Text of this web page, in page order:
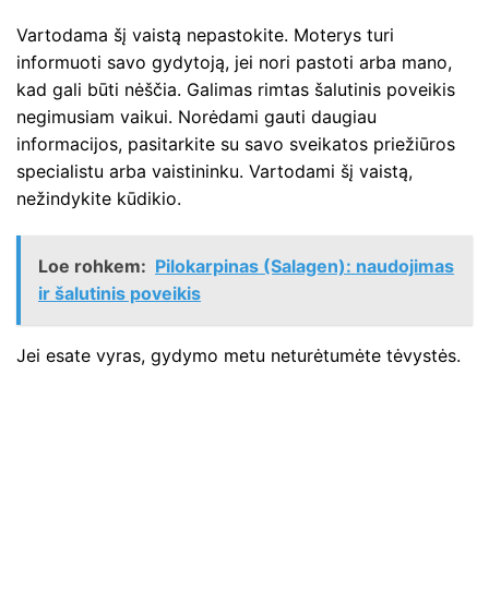
Vartodama šį vaistą nepastokite. Moterys turi
informuoti savo gydytoją, jei nori pastoti arba mano,
kad gali būti nėščia. Galimas rimtas šalutinis poveikis
negimusiam vaikui. Norėdami gauti daugiau
informacijos, pasitarkite su savo sveikatos priežiūros
specialistu arba vaistininku. Vartodami šį vaistą,
nežindykite kūdikio.
Loe rohkem: Pilokarpinas (Salagen): naudojimas
ir šalutinis poveikis
Jei esate vyras, gydymo metu neturėtumėte tėvystės.